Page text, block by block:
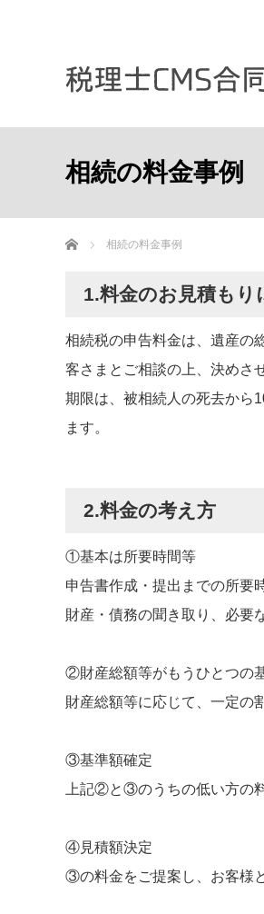
相続の料金事例
ホーム 相続の料金事例
1.料金のお見積もり
相続税の申告料金は、遺産の
客さまとご相談の上、決めさ
期限は、被相続人の死去から
ます。
2.料金の考え方
①基本は所要時間等
申告書作成・提出までの所要
財産・債務の聞き取り、必要
②財産総額等がもうひとつの
財産総額等に応じて、一定の
③基準額確定
上記②と③のうちの低い方の
④見積額決定
③の料金をご提案し、お客様